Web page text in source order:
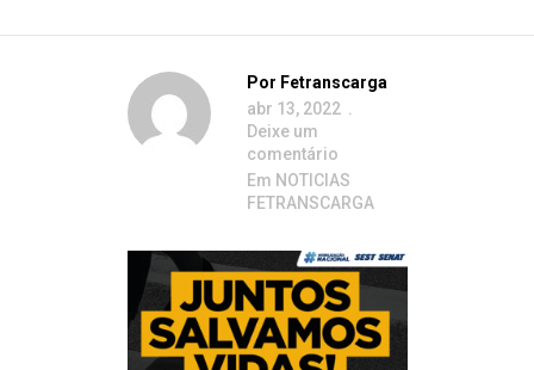
Por Fetranscarga
abr 13, 2022
Deixe um
comentário
Em NOTICIAS
FETRANSCARGA